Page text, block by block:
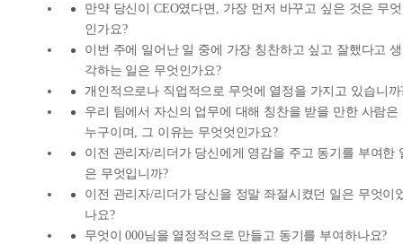
만약 당신이 CEO였다면, 가장 먼저 바꾸고 싶은 것은 무엇
인가요?
이번 주에 일어난 일 중에 가장 칭찬하고 싶고 잘했다고 생
각하는 일은 무엇인가요?
개인적으로나 직업적으로 무엇에 열정을 가지고 있습니까
우리 팀에서 자신의 업무에 대해 칭찬을 받을 만한 사람은
누구이며, 그 이유는 무엇엇인가요?
이전 관리자/리더가 당신에게 영감을 주고 동기를 부여한
은 무엇입니까?
이전 관리자/리더가 당신을 정말 좌절시켰던 일은 무엇이
나요?
무엇이 000님을 열정적으로 만들고 동기를 부여하나요?